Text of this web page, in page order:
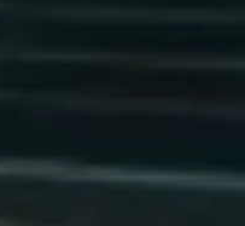
nye Toyota bZ4X. Den
for familier i en travl
kørslen. I Executive